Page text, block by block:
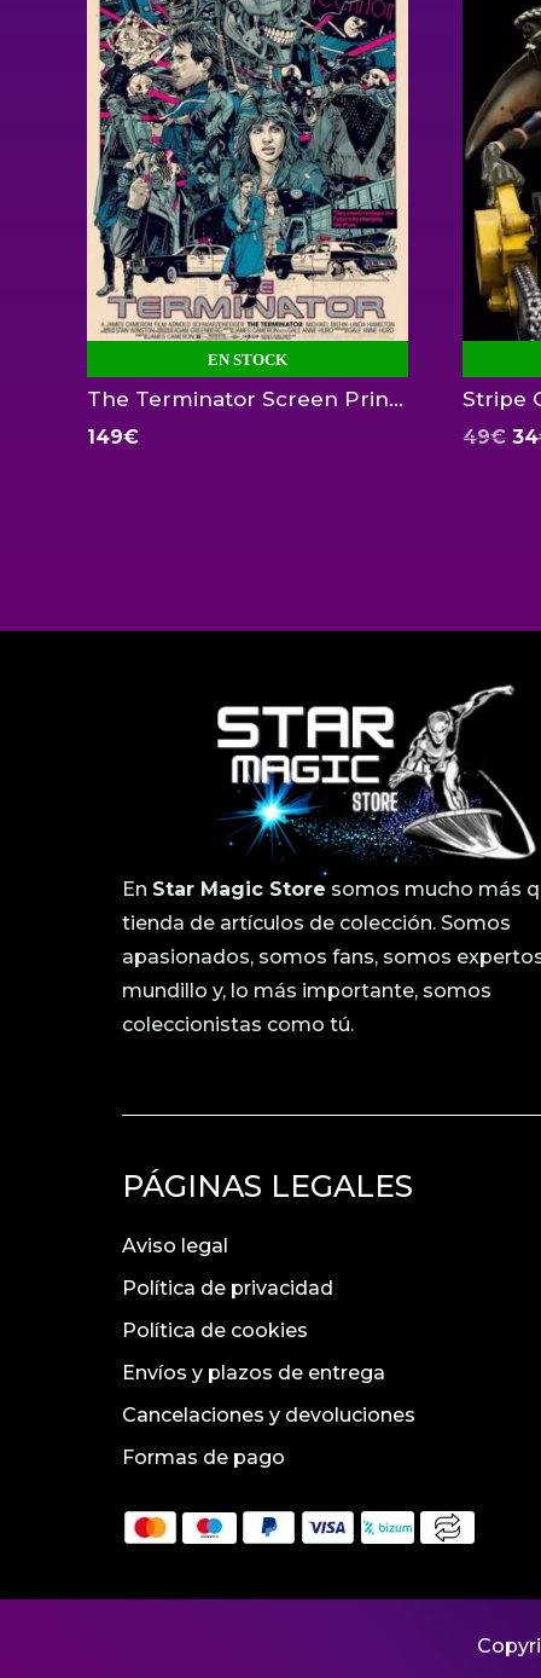
EN STOCK
The Terminator Screen Print by Tyler Stout 24X36 inch
149€ 49€ El
34
En Star Magic Store somos mucho más
tienda de artículos de colección. Somos
apasionados, somos fans, somos
mundillo y, lo más importante, somos
coleccionistas como tú.
PÁGINAS LEGALES
Aviso legal
Política de privacidad
Política de cookies
Envíos y plazos de entrega
Cancelaciones y devoluciones
Formas de pago